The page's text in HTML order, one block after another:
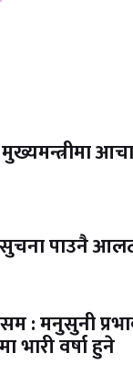
सुचना पाउनै
: मनुसुनी
भारी वर्षा हुने